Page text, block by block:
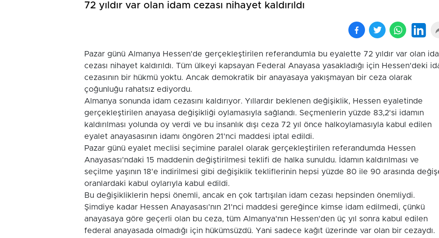
72 yıldır var olan idam cezası nihayet kaldırıldı
Pazar günü Almanya Hessen'de gerçekleştirilen referandumla bu eyalette 72 yıldır var olan
cezası nihayet kaldırıldı. Tüm ülkeyi kapsayan Federal Anayasa yasakladığı için Hessen'deki
cezasının bir hükmü yoktu. Ancak demokratik bir anayasaya yakışmayan bir ceza olarak
çoğunluğu rahatsız ediyordu.
Almanya sonunda idam cezasını kaldırıyor. Yıllardır beklenen değişiklik, Hessen eyaletinde
gerçekleştirilen anayasa değişikliği oylamasıyla sağlandı. Seçmenlerin yüzde 83,2'si idamın
kaldırılması yolunda oy verdi ve bu insanlık dışı ceza 72 yıl önce halkoylamasıyla kabul edilen
eyalet anayasasının idamı öngören 21'nci maddesi iptal edildi.
Pazar günü eyalet meclisi seçimine paralel olarak gerçekleştirilen referandumda Hessen
Anayasası'ndaki 15 maddenin değiştirilmesi teklifi de halka sunuldu. İdamın kaldırılması ve
seçilme yaşının 18'e indirilmesi gibi değişiklik tekliflerinin hepsi yüzde 80 ile 90 arasında
oranlardaki kabul oylarıyla kabul edildi.
Bu değişikliklerin hepsi önemli, ancak en çok tartışılan idam cezası hepsinden önemliydi.
Şimdiye kadar Hessen Anayasası'nın 21'nci maddesi gereğince kimse idam edilmedi, çünkü
anayasaya göre geçerli olan bu ceza, tüm Almanya'nın Hessen'den üç yıl sonra kabul edilen
federal anayasada olmadığı için hükümsüzdü. Yani sadece kağıt üzerinde var olan bir cezaydı.